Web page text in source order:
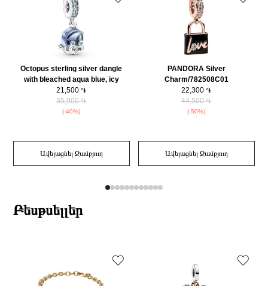
Octopus sterling silver dangle
with bleached aqua blue, icy
green, stellar blue crystal and bi-
color green blue Murano glass/
791694C01
21,500 ֏
35,900 ֏
(-40%)
Ավելացնել Զամբյուղ
PANDORA Silver
Charm/782508C01
22,300 ֏
44,500 ֏
(-50%)
Ավելացնել Զամբյուղ
Բեսթսելլեր